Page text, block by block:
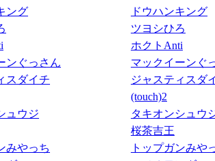
ドウハンキング
ツヨシひろ
ホクトAnti
マックイーンぐ
ジャスティスダ
(touch)2
タキオンシュウ
桜茶吉王
トップガンみや